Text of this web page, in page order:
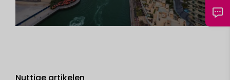
Nuttige artikelen